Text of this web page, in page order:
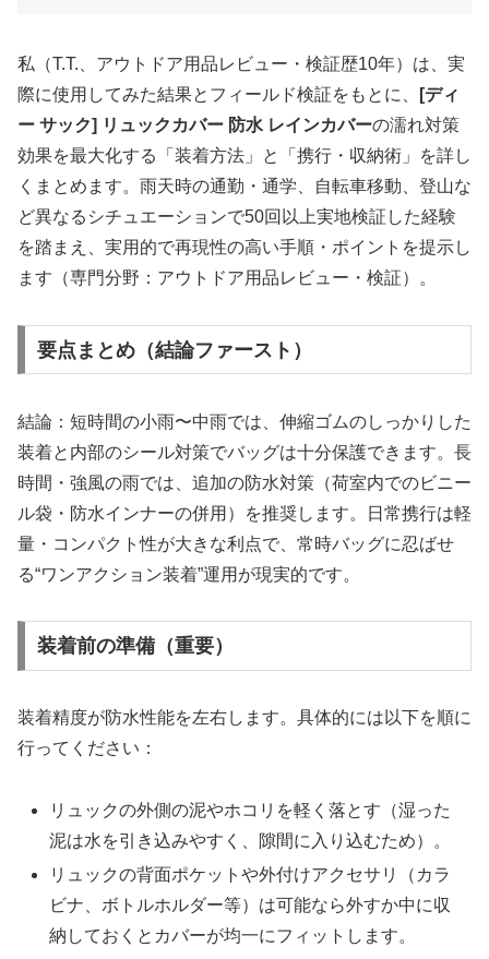
私（T.T.、アウトドア用品レビュー・検証歴10年）は、実
際に使用してみた結果とフィールド検証をもとに、
[ディ
ー サック] リュックカバー 防水 レインカバーの濡れ対策
効果を最大化する「装着方法」と「携行・収納術」を詳し
くまとめます。雨天時の通勤・通学、自転車移動、登山な
ど異なるシチュエーションで50回以上実地検証した経験
を踏まえ、実用的で再現性の高い手順・ポイントを提示し
ます（専門分野：アウトドア用品レビュー・検証）。
要点まとめ（結論ファースト）
結論：短時間の小雨〜中雨では、伸縮ゴムのしっかりした
装着と内部のシール対策でバッグは十分保護できます。長
時間・強風の雨では、追加の防水対策（荷室内でのビニー
ル袋・防水インナーの併用）を推奨します。日常携行は軽
量・コンパクト性が大きな利点で、常時バッグに忍ばせ
る“ワンアクション装着”運用が現実的です。
装着前の準備（重要）
装着精度が防水性能を左右します。具体的には以下を順に
行ってください：
リュックの外側の泥やホコリを軽く落とす（湿った
泥は水を引き込みやすく、隙間に入り込むため）。
リュックの背面ポケットや外付けアクセサリ（カラ
ビナ、ボトルホルダー等）は可能なら外すか中に収
納しておくとカバーが均一にフィットします。